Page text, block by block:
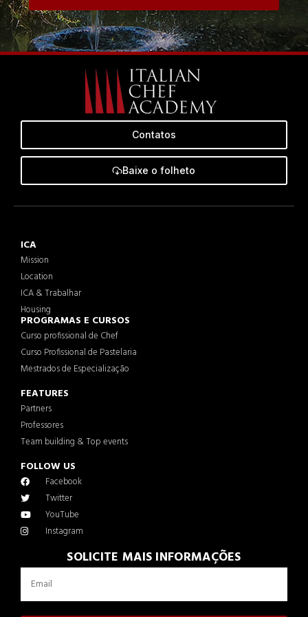
Contatos
Baixe o folheto
ICA
Mission
Location
ICA & Trabalhar
Housing
PROGRAMAS E CURSOS
Curso profissional de Chef
Curso Profissional de Pastelaria
Mestrados de Especialização
FEATURES
Partners
Professores
Team building & Top events
FOLLOW US
Facebook
Twitter
YouTube
Instagram
SOLICITE MAIS INFORMAÇÕES